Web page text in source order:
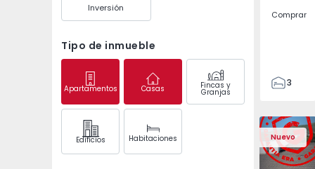
Inversión
Tipo de inmueble
Apartamentos Casas Fincas y
Granjas
Edifícios Habitaciones
Comprar
3
138
153
2
Nuevo
Apartamento T2